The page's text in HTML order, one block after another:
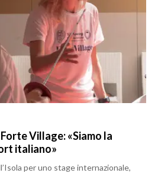
Village: «Siamo la
italiano»
per uno stage internazionale,